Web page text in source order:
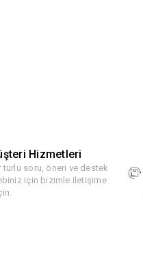
Hizmetleri
türlü soru, öneri ve destek
için bizimle iletişime